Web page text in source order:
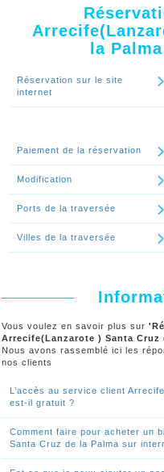
Arrecife(Lanzarote ) Santa
possible de vous l'envoyer par
Continuer le spécial 'Quand et
bateau Arrecife(Lanzarote )
la
Réservation sur le site
internet
Paiement de la réservation
Modification
Ports de la traversée
Villes de la traversée
Vous voulez en savoir plus sur
Arrecife(Lanzarote ) Santa
Nous avons rassemblé ici les
nos clients
L’accès au service client
est-il gratuit ?
Comment faire pour acheter un
Santa Cruz de la Palma sur